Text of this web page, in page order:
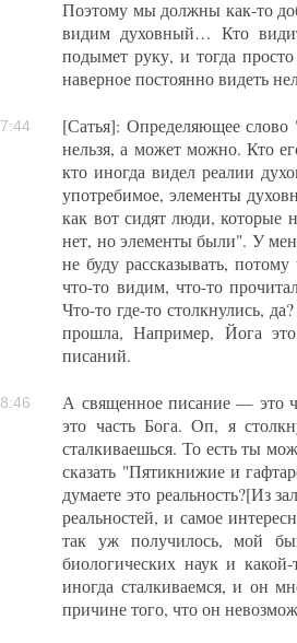
Поэтому мы должны как-то
видим духовный… Кто
подымет руку, и тогда
наверное постоянно видеть
[Сатья]: Определяющее слово
нельзя, а может можно. Кто
кто иногда видел реалии
употребимое, элементы
как вот сидят люди,
нет, но элементы были". У
не буду рассказывать,
что-то видим, что-то
Что-то где-то столкнулись,
прошла, Например, Йога
писаний.
А священное писание — это
это часть Бога. Оп, я
сталкиваешься. То есть ты
сказать "Пятикнижие и
думаете это реальность?[Из
реальностей, и самое
так уж получилось, мой
биологических наук и
иногда сталкиваемся, и он
причине того, что он